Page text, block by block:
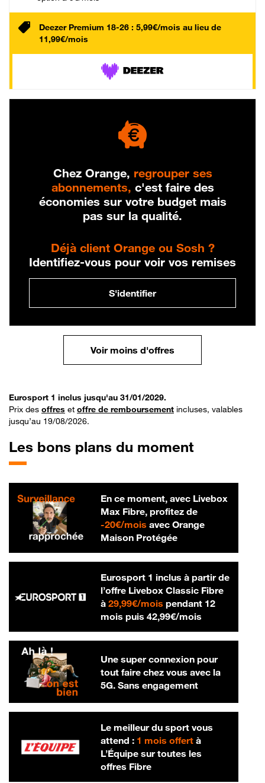
Deezer Premium 18-26 : 5,99€/mois au lieu de
11,99€/mois
Chez Orange, regrouper ses
abonnements, c'est faire des
économies sur votre budget mais
pas sur la qualité.
Déjà client Orange ou Sosh ?
Identifiez-vous pour voir vos remises
S'identifier
Voir moins d'offres
Eurosport 1 inclus jusqu'au 31/01/2029.
Prix des offres et offre de remboursement incluses, valables
jusqu’au 19/08/2026.
Les bons plans du moment
En ce moment, avec Livebox
Max Fibre, profitez de
-20€/mois20 € par mois
avec Orange
Maison Protégée
Eurosport 1 inclus à partir de
l’offre Livebox Classic Fibre
à 29,99€/mois29,99 € par mois
pendant 12
mois puis 42,99€/mois42,99 € par
Une super connexion pour
tout faire chez vous avec la
5G. Sans engagement
Le meilleur du sport vous
attend : 1 mois offertà
L’Équipe sur toutes les
offres Fibre